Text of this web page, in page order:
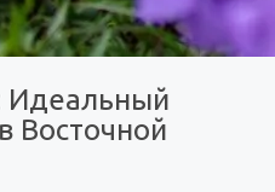
Идеальный
Восточной